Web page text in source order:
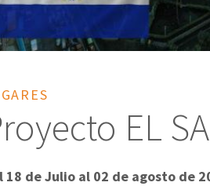
EL
18 de Julio al 02 de agosto de